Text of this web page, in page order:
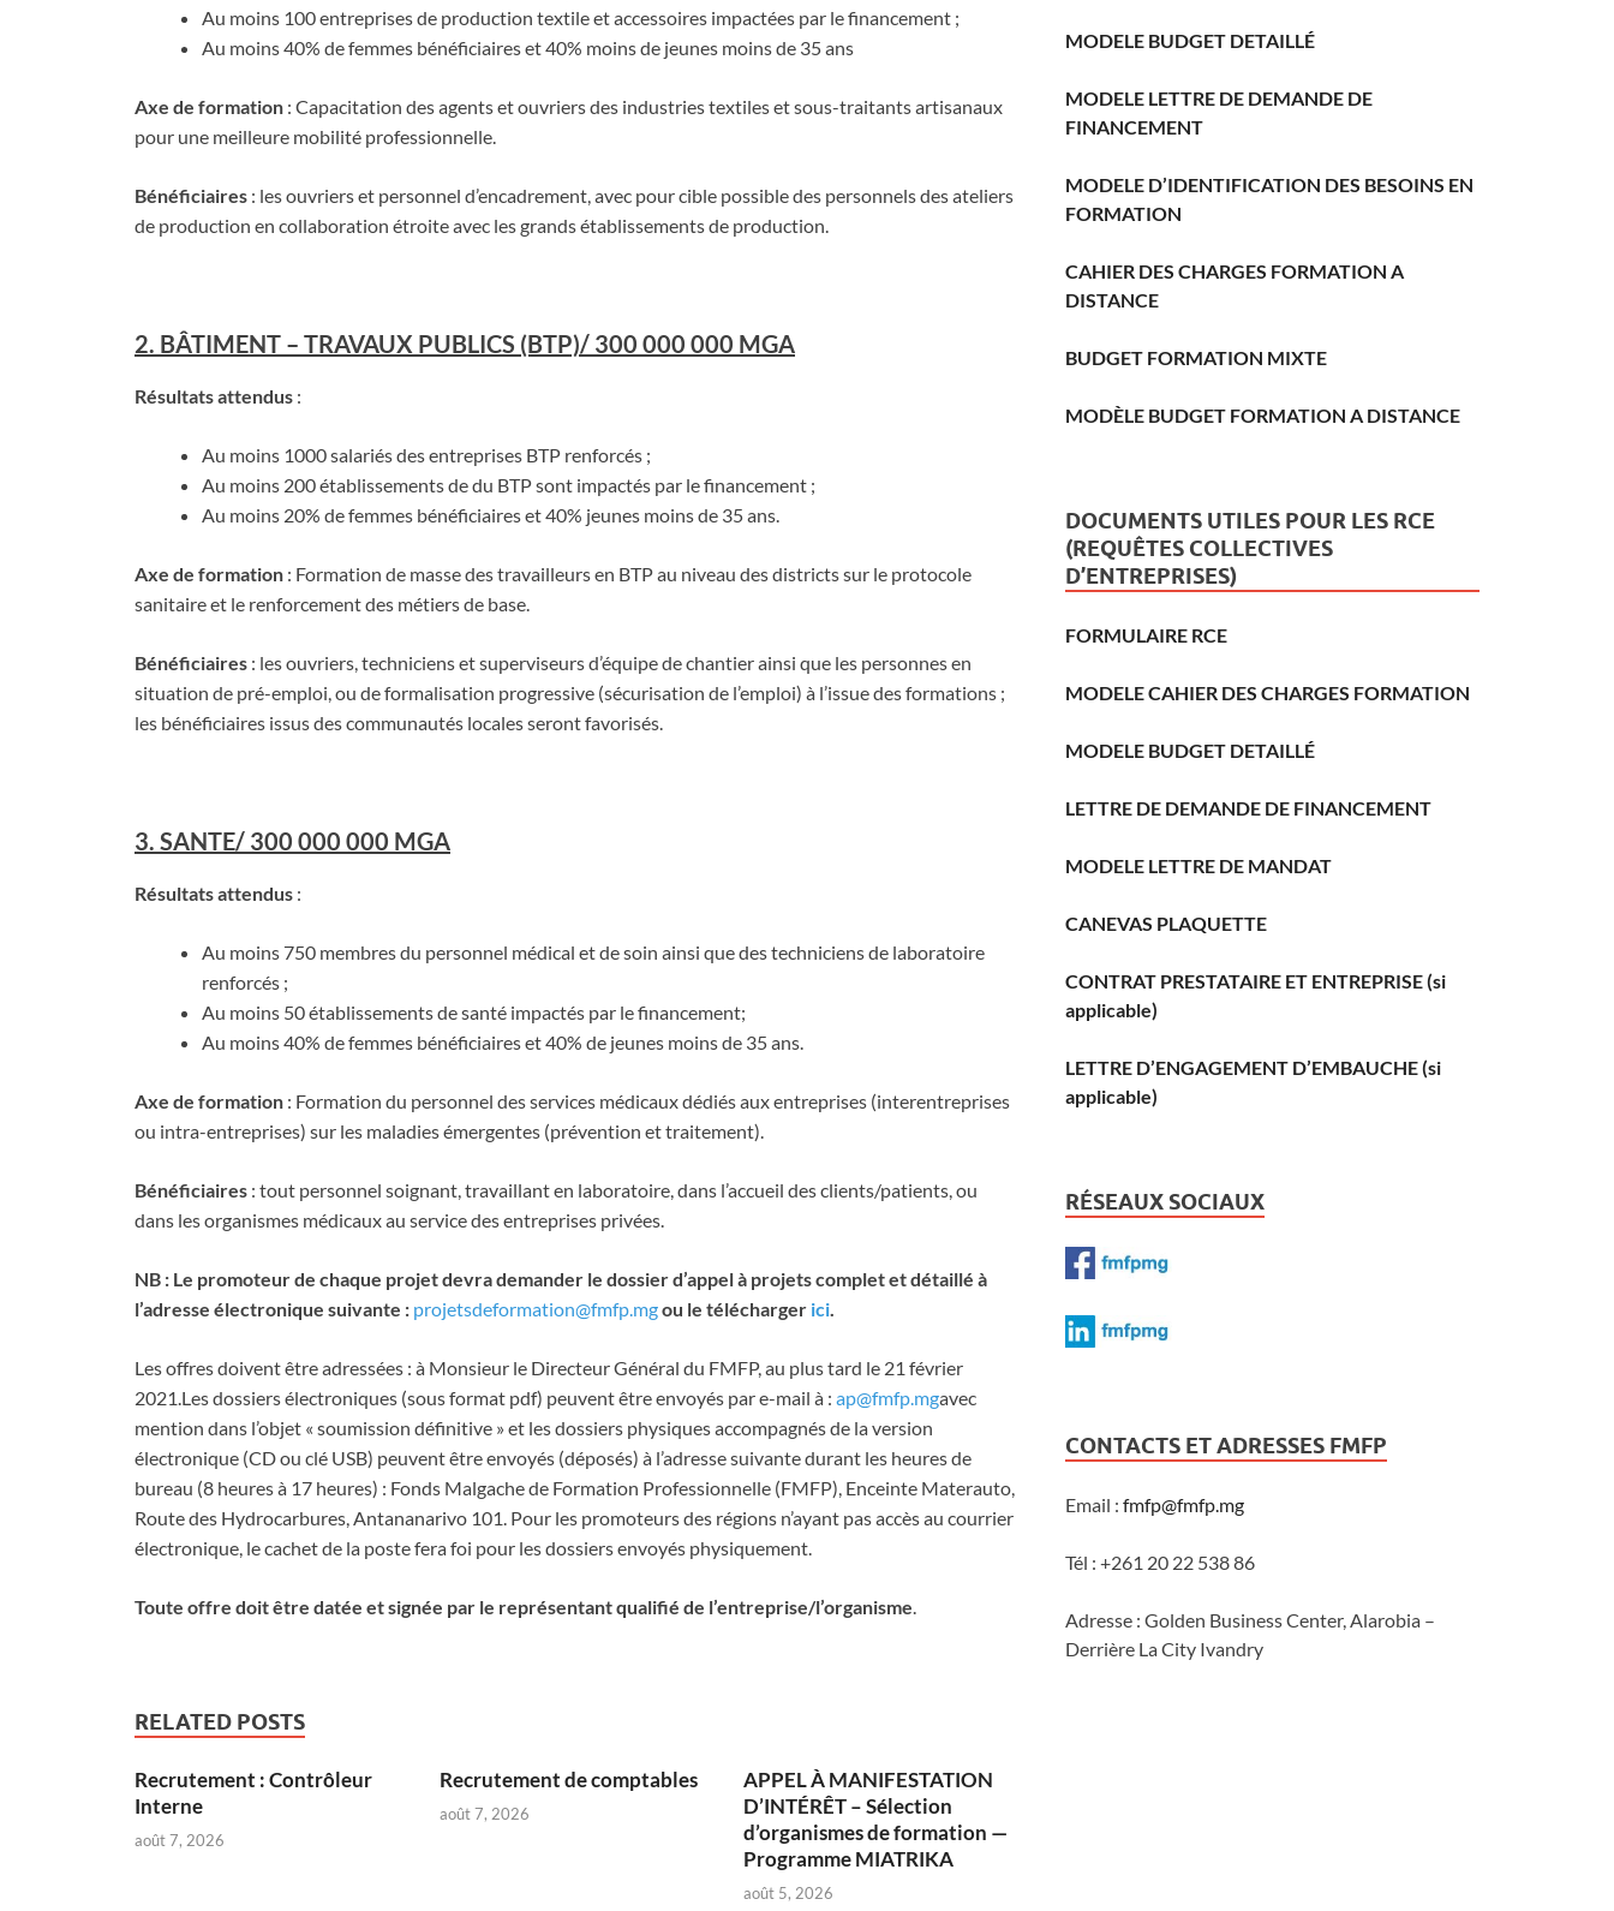
Au moins 100 entreprises de production textile et accessoires impactées par le financement ;
Au moins 40% de femmes bénéficiaires et 40% moins de jeunes moins de 35 ans
Axe de formation : Capacitation des agents et ouvriers des industries textiles et sous-traitants artisanaux
pour une meilleure mobilité professionnelle.
Bénéficiaires : les ouvriers et personnel d’encadrement, avec pour cible possible des personnels des ateliers
de production en collaboration étroite avec les grands établissements de production.
2. BÂTIMENT – TRAVAUX PUBLICS (BTP)/ 300 000 000 MGA
Résultats attendus :
Au moins 1000 salariés des entreprises BTP renforcés ;
Au moins 200 établissements de du BTP sont impactés par le financement ;
Au moins 20% de femmes bénéficiaires et 40% jeunes moins de 35 ans.
Axe de formation : Formation de masse des travailleurs en BTP au niveau des districts sur le protocole
sanitaire et le renforcement des métiers de base.
Bénéficiaires : les ouvriers, techniciens et superviseurs d’équipe de chantier ainsi que les personnes en
situation de pré-emploi, ou de formalisation progressive (sécurisation de l’emploi) à l’issue des formations ;
les bénéficiaires issus des communautés locales seront favorisés.
3. SANTE/ 300 000 000 MGA
Résultats attendus :
Au moins 750 membres du personnel médical et de soin ainsi que des techniciens de laboratoire
renforcés ;
Au moins 50 établissements de santé impactés par le financement;
Au moins 40% de femmes bénéficiaires et 40% de jeunes moins de 35 ans.
Axe de formation : Formation du personnel des services médicaux dédiés aux entreprises (interentreprises
ou intra-entreprises) sur les maladies émergentes (prévention et traitement).
Bénéficiaires : tout personnel soignant, travaillant en laboratoire, dans l’accueil des clients/patients, ou
dans les organismes médicaux au service des entreprises privées.
NB : Le promoteur de chaque projet devra demander le dossier d’appel à projets complet et détaillé à
l’adresse électronique suivante : projetsdeformation@fmfp.mgou le télécharger ici.
Les offres doivent être adressées : à Monsieur le Directeur Général du FMFP, au plus tard le 21 février
2021.Les dossiers électroniques (sous format pdf) peuvent être envoyés par e-mail à : ap@fmfp.mgavec
mention dans l’objet « soumission définitive » et les dossiers physiques accompagnés de la version
électronique (CD ou clé USB) peuvent être envoyés (déposés) à l’adresse suivante durant les heures de
bureau (8 heures à 17 heures) : Fonds Malgache de Formation Professionnelle (FMFP), Enceinte Materauto,
Route des Hydrocarbures, Antananarivo 101. Pour les promoteurs des régions n’ayant pas accès au courrier
électronique, le cachet de la poste fera foi pour les dossiers envoyés physiquement.
Toute offre doit être datée et signée par le représentant qualifié de l’entreprise/l’organisme.
RELATED POSTS
Recrutement : Contrôleur
Interne
août 7, 2026
Recrutement de comptables
août 7, 2026
APPEL À MANIFESTATION
D’INTÉRÊT – Sélection
d’organismes de formation —
Programme MIATRIKA
août 5, 2026
MODELE BUDGET DETAILLÉ
MODELE LETTRE DE DEMANDE DE
FINANCEMENT
MODELE D’IDENTIFICATION DES BESOINS EN
FORMATION
CAHIER DES CHARGES FORMATION A
DISTANCE
BUDGET FORMATION MIXTE
MODÈLE BUDGET FORMATION A DISTANCE
DOCUMENTS UTILES POUR LES RCE
(REQUÊTES COLLECTIVES
D’ENTREPRISES)
FORMULAIRE RCE
MODELE CAHIER DES CHARGES FORMATION
MODELE BUDGET DETAILLÉ
LETTRE DE DEMANDE DE FINANCEMENT
MODELE LETTRE DE MANDAT
CANEVAS PLAQUETTE
CONTRAT PRESTATAIRE ET ENTREPRISE (si
applicable)
LETTRE D’ENGAGEMENT D’EMBAUCHE (si
applicable)
RÉSEAUX SOCIAUX
CONTACTS ET ADRESSES FMFP
Email :fmfp@fmfp.mg
Tél : +261 20 22 538 86
Adresse : Golden Business Center, Alarobia –
Derrière La City Ivandry